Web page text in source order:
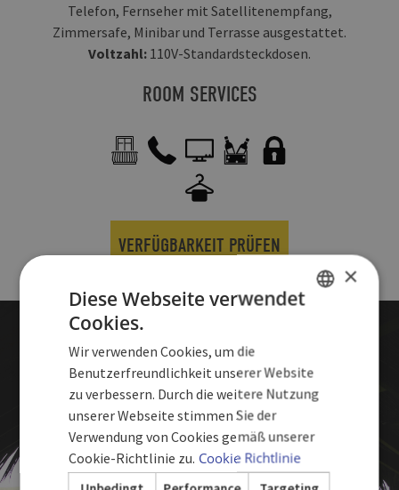
Telefon, Fernseher mit Satellitenempfang,
Zimmersafe, Minibar und Terrasse ausgestattet.
Voltzahl: 110V-Standardsteckdosen.
ROOM SERVICES
VERFÜGBARKEIT PRÜFEN
GERMAN
×
Diese Webseite verwendet
Cookies.
Wir verwenden Cookies, um die
Benutzerfreundlichkeit unserer Website
zu verbessern. Durch die weitere Nutzung
unserer Webseite stimmen Sie der
Verwendung von Cookies gemäß unserer
Cookie-Richtlinie zu. Cookie Richtlinie